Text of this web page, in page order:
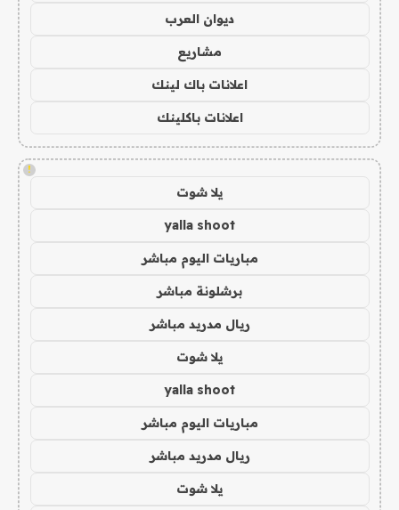
ديوان العرب
مشاريع
اعلانات باك لينك
اعلانات باكلينك
!
يلا شوت
yalla shoot
مباريات اليوم مباشر
برشلونة مباشر
ريال مدريد مباشر
يلا شوت
yalla shoot
مباريات اليوم مباشر
ريال مدريد مباشر
يلا شوت